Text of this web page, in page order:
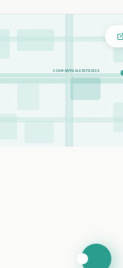
SCHWANTHALERSTRASSE
Schwanthalerstraße 5 ·